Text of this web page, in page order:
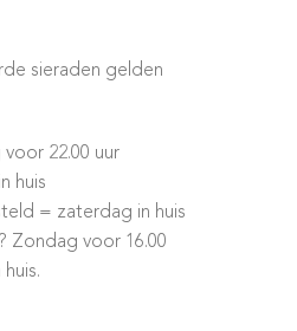
sieraden gelden
22.00 uur
huis
= zaterdag in huis
Zondag voor 16.00